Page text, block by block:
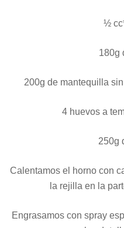
½
180g
200g de mantequilla
4 huevos a
250g
Calentamos el horno con
la rejilla en la
Engrasamos con spray